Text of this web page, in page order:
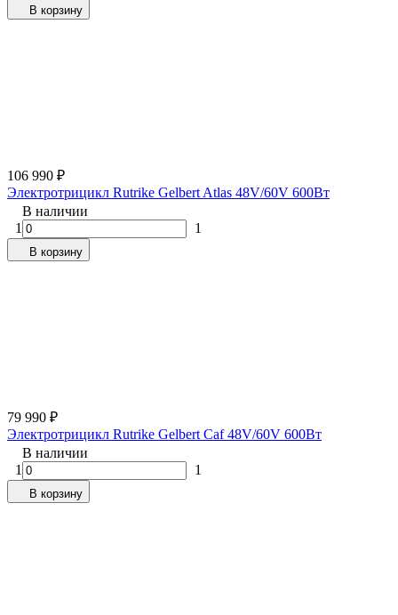
В корзину
106 990 ₽
Электротрицикл Rutrike Gelbert Atlas 48V/60V 600Вт
В наличии
1
1
В корзину
79 990 ₽
Электротрицикл Rutrike Gelbert Caf 48V/60V 600Вт
В наличии
1
1
В корзину